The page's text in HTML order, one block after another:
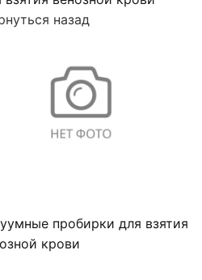
назад
пробирки для взятия
крови